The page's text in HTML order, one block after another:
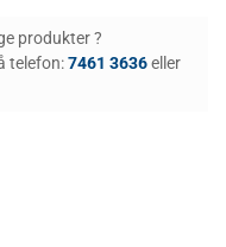
produkter ?
telefon:7461 3636eller